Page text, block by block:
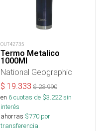
OUT42735
Termo Metalico
1000Ml
National Geographic
$ 19.333 $23.990
en 6cuotas de $3.222sin
interés
ahorras $770 por
transferencia.